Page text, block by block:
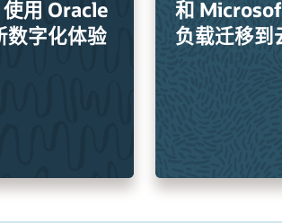
用 Oracle
数字化体验
和
负载迁移到